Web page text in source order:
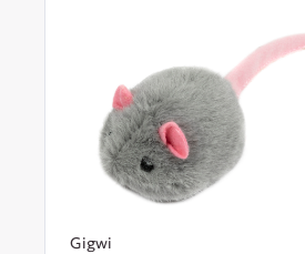
Gigwi